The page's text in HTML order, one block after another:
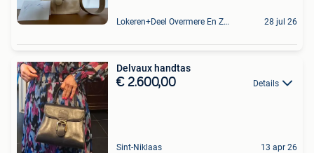
Lokeren+Deel Overmere En Zele 28 jul 26
Delvaux handtas
€ 2.600,00 Details
Sint-Niklaas 13 apr 26